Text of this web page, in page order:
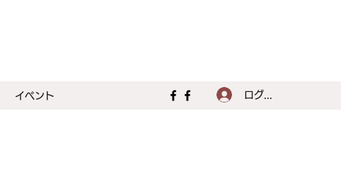
イベント ログイン